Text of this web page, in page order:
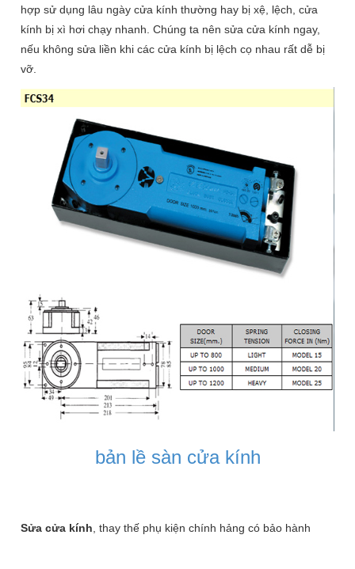
hợp sử dụng lâu ngày cửa kính thường hay bị xệ, lệch, cửa
kính bị xì hơi chạy nhanh. Chúng ta nên sửa cửa kính ngay,
nếu không sửa liền khi các cửa kính bị lệch cọ nhau rất dễ bị
vỡ.
bản lề sàn cửa kính
Sửa cửa kính , thay thế phụ kiện chính hảng có bảo hành